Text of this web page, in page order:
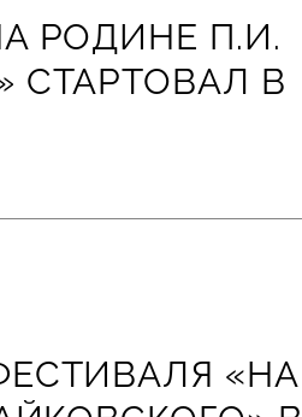
РОДИНЕ П.И.
СТАРТОВАЛ В
«НА